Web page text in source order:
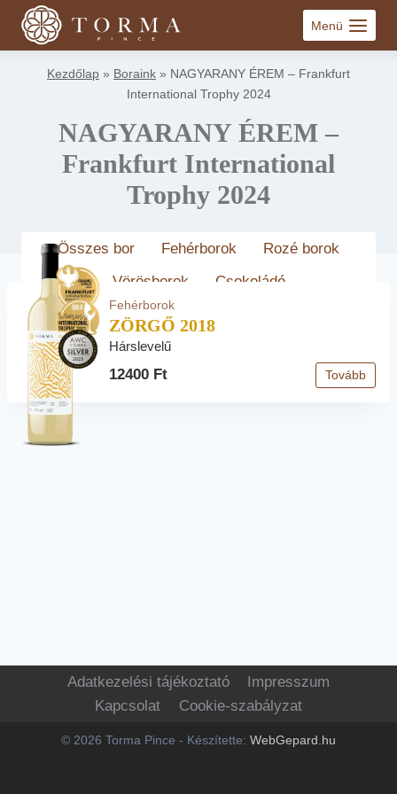
Skip
Menü
Kezdőlap » Boraink » NAGYARANY ÉREM – Frankfurt
International Trophy 2024
NAGYARANY ÉREM –
Frankfurt International
Trophy 2024
Összes bor Fehérborok
Rozé borok
Vörösborok
Csokoládé
Fehérborok
ZÖRGŐ 2018
Hárslevelű
12400 Ft Tovább
Adatkezelési tájékoztató
Impresszum
Kapcsolat
Cookie-szabályzat
© 2026 Torma Pince - Készítette: WebGepard.hu